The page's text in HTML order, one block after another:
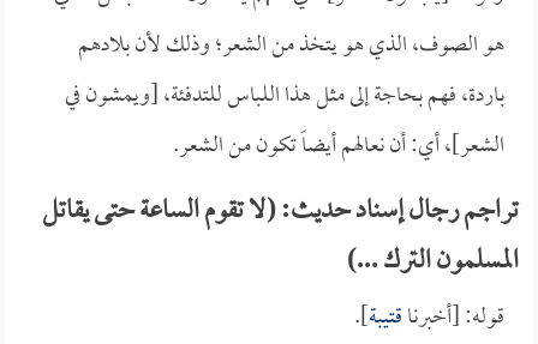
هو الصوف، الذي هو يتخذ من الشعر؛ وذلك لأن بلادهم
باردة، فهم بحاجة إلى مثل هذا اللباس للتدفئة، [ويمشون في
الشعر]، أي: أن نعالهم أيضاً تكون من الشعر.
تراجم رجال إسناد حديث: (لا تقوم الساعة حتى يقاتل
المسلمون الترك ...)
قوله: [أخبرناقتيبة].